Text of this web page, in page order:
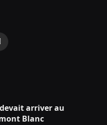
arriver au
Blanc